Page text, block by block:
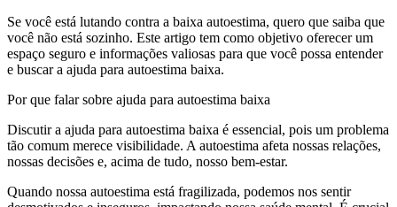
Se você está lutando contra a baixa autoestima, quero que saiba que
você não está sozinho. Este artigo tem como objetivo oferecer um
espaço seguro e informações valiosas para que você possa entender
e buscar a ajuda para autoestima baixa.
Por que falar sobre ajuda para autoestima baixa
Discutir a ajuda para autoestima baixa é essencial, pois um problema
tão comum merece visibilidade. A autoestima afeta nossas relações,
nossas decisões e, acima de tudo, nosso bem-estar.
Quando nossa autoestima está fragilizada, podemos nos sentir